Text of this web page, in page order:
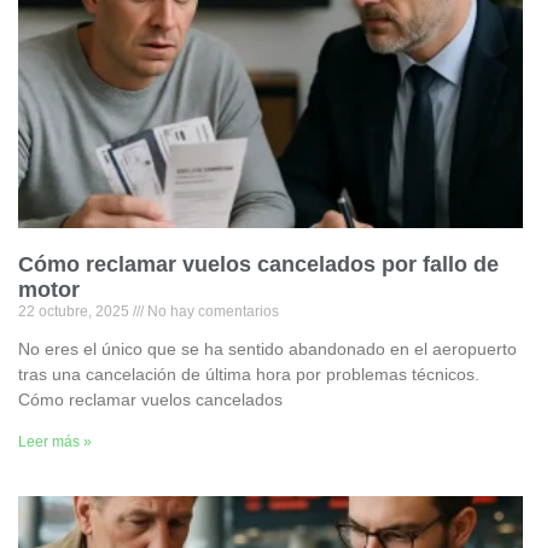
Cómo reclamar vuelos cancelados por fallo de
motor
22 octubre, 2025 No hay comentarios
No eres el único que se ha sentido abandonado en el aeropuerto
tras una cancelación de última hora por problemas técnicos.
Cómo reclamar vuelos cancelados
Leer más »